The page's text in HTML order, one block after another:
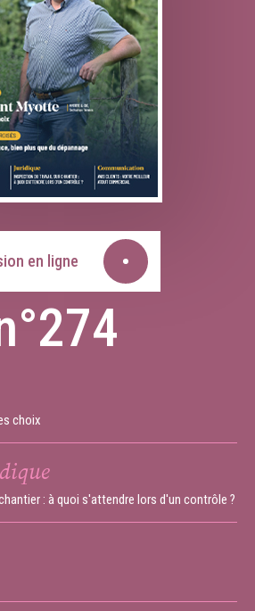
en ligne
choix
: à quoi s'attendre lors d'un contrôle ?